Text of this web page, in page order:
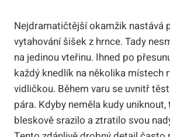
Nejdramatičtější okamžik nastává
vytahování šišek z hrnce. Tady
na jedinou vteřinu. Ihned po
každý knedlík na několika místech
vidličkou. Během varu se uvnitř
pára. Kdyby neměla kudy
bleskově srazilo a ztratilo svou